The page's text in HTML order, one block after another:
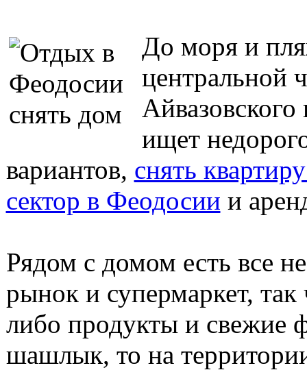
До моря и
центральной
ищет
вариантов, снять
сектор в Феодосии и
Рядом с домом есть все
рынок и супермаркет,
либо продукты и свежие
шашлык, то на